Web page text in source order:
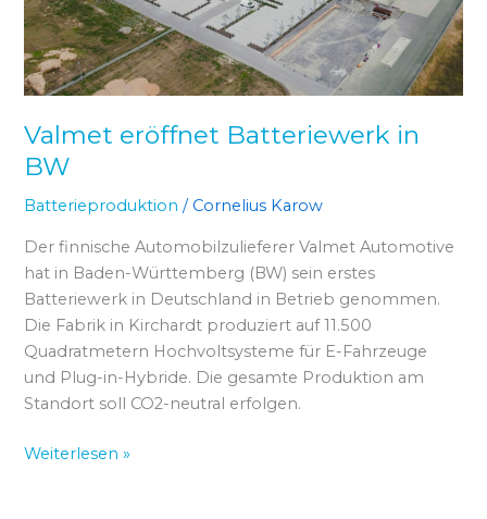
Valmet eröffnet Batteriewerk in
BW
Batterieproduktion / Cornelius Karow
Der finnische Automobilzulieferer Valmet Automotive
hat in Baden-Württemberg (BW) sein erstes
Batteriewerk in Deutschland in Betrieb genommen.
Die Fabrik in Kirchardt produziert auf 11.500
Quadratmetern Hochvoltsysteme für E-Fahrzeuge
und Plug-in-Hybride. Die gesamte Produktion am
Standort soll CO2-neutral erfolgen.
Weiterlesen »